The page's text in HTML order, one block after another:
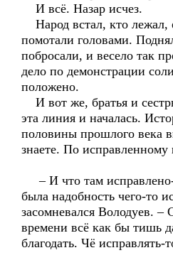
И всё. Назар исчез.
Народ встал, кто лежал,
помотали головами.
побросали, и весело так
дело по демонстрации
положено.
И вот же, братья и
эта линия и началась.
половины прошлого века
знаете. По исправленному
– И что там
была надобность чего-то
засомневался Володуев. –
времени всё как бы тишь
благодать. Чё исправлять-